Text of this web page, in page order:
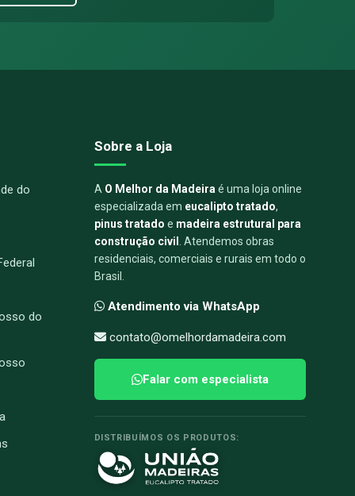
do
do
Sobre a Loja
A O Melhor da Madeira é uma loja online
especializada em eucalipto tratado,
pinus tratado e madeira estrutural para
construção civil
. Atendemos obras
residenciais, comerciais e rurais em todo o
Brasil.
Atendimento via WhatsApp
contato@omelhordamadeira.com
Falar com especialista
DISTRIBUÍMOS OS PRODUTOS: